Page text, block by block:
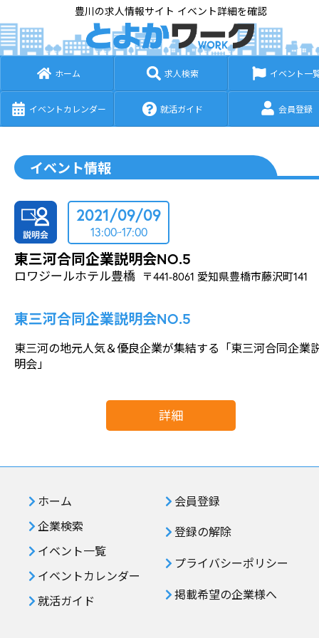
豊川の求人情報サイト イベント詳細を確認
ホーム 求人検索 イベント一
イベントカレンダー 就活ガイド 会員登録
イベント情報
2021/09/09
13:00~17:00
東三河合同企業説明会NO.5
ロワジールホテル豊橋 〒441-8061 愛知県豊橋市藤沢町141
東三河合同企業説明会NO.5
東三河の地元人気＆優良企業が集結する「東三河合同企業
明会」
詳細
ホーム
企業検索
イベント一覧
イベントカレンダー
就活ガイド
会員登録
登録の解除
プライバシーポリシー
掲載希望の企業様へ